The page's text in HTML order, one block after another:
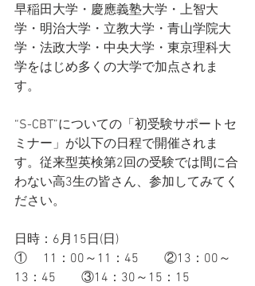
早稲田大学・慶應義塾大学・上智大
学・明治大学・立教大学・青山学院大
学・法政大学・中央大学・東京理科大
学をはじめ多くの大学で加点されま
す。
“S-CBT”についての「初受験サポートセ
ミナー」が以下の日程で開催されま
す。従来型英検第2回の受験では間に合
わない高3生の皆さん、参加してみてく
ださい。
日時：6月15日(日)
①     11：00～11：45　　②13：00～
13：45　　③14：30～15：15